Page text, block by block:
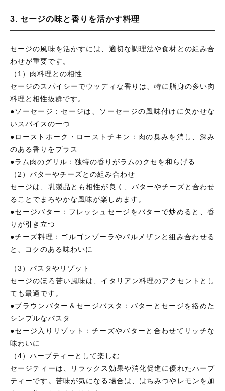
3. セージの味と香りを活かす料理
セージの風味を活かすには、適切な調理法や食材との組み合
わせが重要です。
（1）肉料理との相性
セージのスパイシーでウッディな香りは、特に脂身の多い肉
料理と相性抜群です。
●ソーセージ：セージは、ソーセージの風味付けに欠かせな
いスパイスの一つ
●ローストポーク・ローストチキン：肉の臭みを消し、深み
のある香りをプラス
●ラム肉のグリル：独特の香りがラムのクセを和らげる
（2）バターやチーズとの組み合わせ
セージは、乳製品とも相性が良く、バターやチーズと合わせ
ることでまろやかな風味が楽しめます。
●セージバター：フレッシュセージをバターで炒めると、香
りが引き立つ
●チーズ料理：ゴルゴンゾーラやパルメザンと組み合わせる
と、コクのある味わいに
（3）パスタやリゾット
セージのほろ苦い風味は、イタリアン料理のアクセントとし
ても最適です。
●ブラウンバター＆セージパスタ：バターとセージを絡めた
シンプルなパスタ
●セージ入りリゾット：チーズやバターと合わせてリッチな
味わいに
（4）ハーブティーとして楽しむ
セージティーは、リラックス効果や消化促進に優れたハーブ
ティーです。苦味が気になる場合は、はちみつやレモンを加